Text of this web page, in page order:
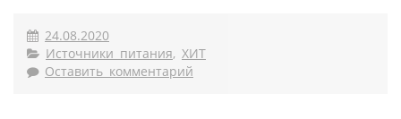
24.08.2020
Источники питания, ХИТ
Оставить комментарий